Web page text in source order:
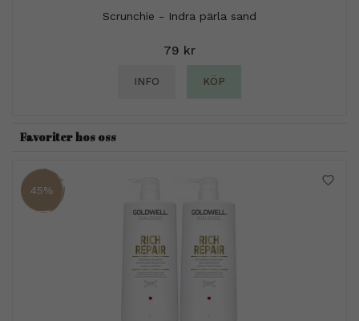
Scrunchie - Indra pärla sand
79 kr
INFO KÖP
Favoriter hos oss
45%